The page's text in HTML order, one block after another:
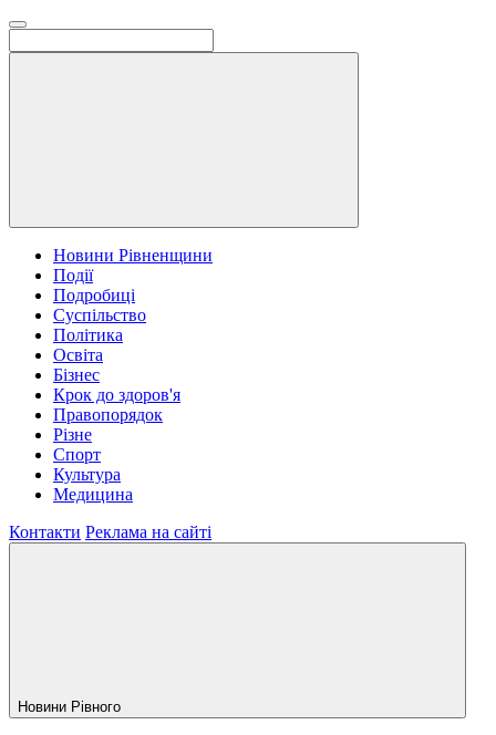
Новини Рівненщини
Події
Подробиці
Суспільство
Політика
Освіта
Бізнес
Крок до здоров'я
Правопорядок
Різне
Спорт
Культура
Медицина
Контакти Реклама на сайті
Новини Рiвного